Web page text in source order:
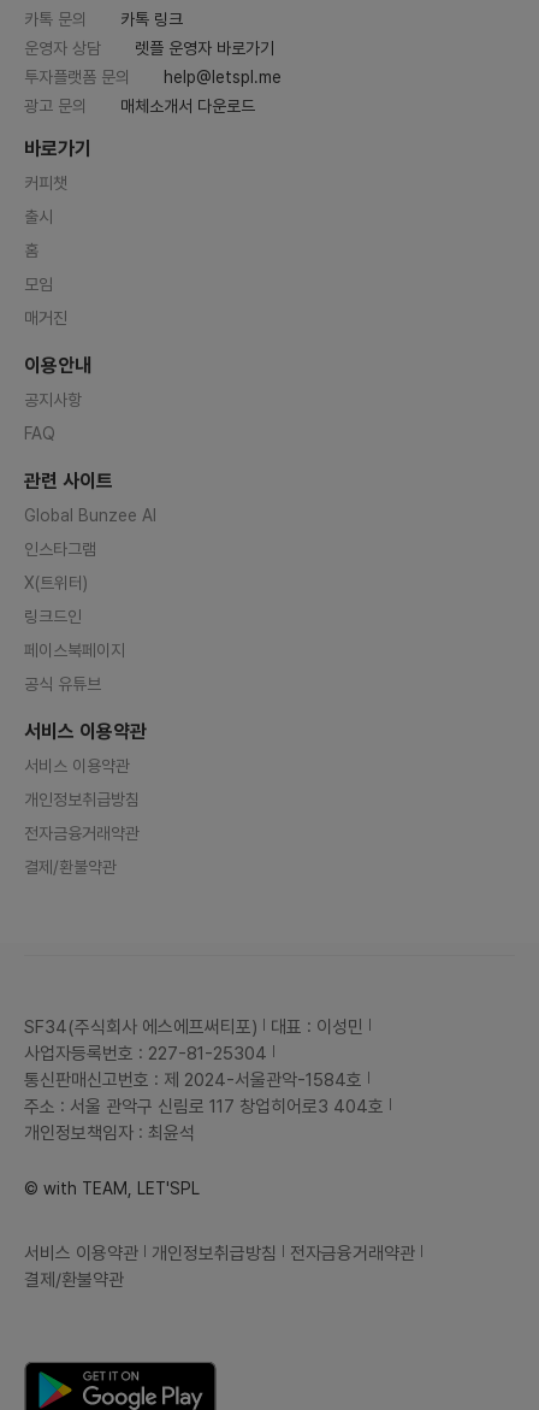
카톡 문의
카톡 링크
운영자 상담
렛플 운영자 바로가기
투자플랫폼 문의
help@letspl.me
광고 문의
매체소개서 다운로드
바로가기
커피챗
출시
홈
모임
매거진
이용안내
공지사항
FAQ
관련 사이트
Global Bunzee AI
인스타그램
X(트위터)
링크드인
페이스북페이지
공식 유튜브
서비스 이용약관
서비스 이용약관
개인정보취급방침
전자금융거래약관
결제/환불약관
SF34(주식회사 에스에프써티포)
대표 : 이성민
사업자등록번호 : 227-81-25304
통신판매신고번호 : 제 2024-서울관악-1584호
주소 : 서울 관악구 신림로 117 창업히어로3 404호
개인정보책임자 : 최윤석
© with TEAM, LET'SPL
서비스 이용약관 개인정보취급방침
전자금융거래약관
결제/환불약관